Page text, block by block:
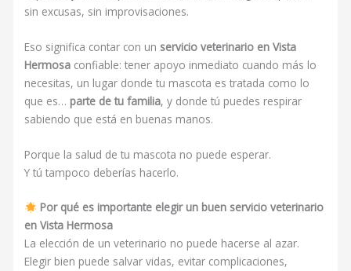
sin excusas, sin improvisaciones.
Eso significa contar con un servicio veterinario en Vista
Hermosa confiable: tener apoyo inmediato cuando más lo
necesitas, un lugar donde tu mascota es tratada como lo
que es… parte de tu familia, y donde tú puedes respirar
sabiendo que está en buenas manos.
Porque la salud de tu mascota no puede esperar.
Y tú tampoco deberías hacerlo.
Por qué es importante elegir un buen servicio veterinario
en Vista Hermosa
La elección de un veterinario no puede hacerse al azar.
Elegir bien puede salvar vidas, evitar complicaciones,